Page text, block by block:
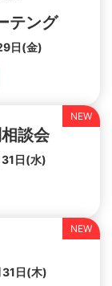
テング
日(金)
談会
日(水)
日(木)